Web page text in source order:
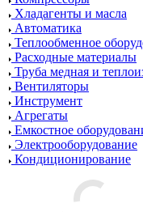
Хладагенты и масла
Автоматика
Теплообменное
Расходные материалы
Труба медная и
Вентиляторы
Инструмент
Агрегаты
Емкостное
Электрооборудование
Кондиционирование